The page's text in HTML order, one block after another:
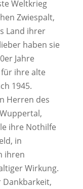
Weltkrieg
Zwiespalt,
Land ihrer
haben sie
Jahre
ihre alte
1945.
Herren des
ihre Nothilfe
in
ihren
Wirkung.
Dankbarkeit,